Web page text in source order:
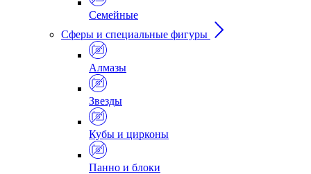
Семейные
Сферы и специальные фигуры
Алмазы
Звезды
Кубы и цирконы
Панно и блоки